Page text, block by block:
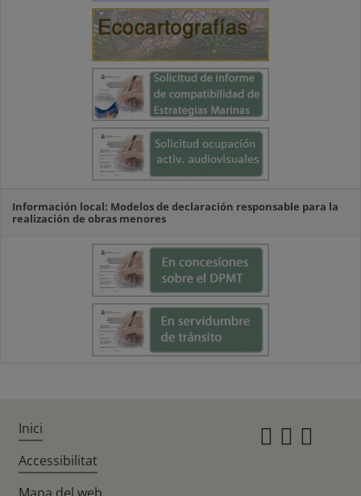
Información local: Modelos de declaración responsable para la
realización de obras menores
Inici
Accessibilitat